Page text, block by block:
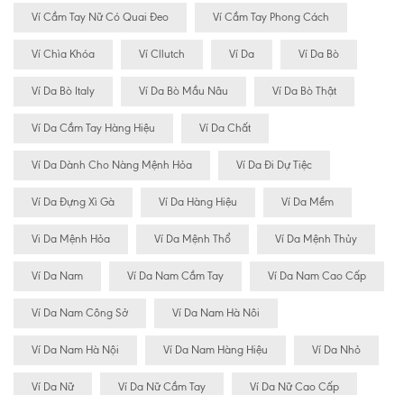
Ví Cầm Tay Nữ Có Quai Đeo Ví Cầm Tay Phong Cách
Ví Chìa Khóa Ví Cllutch Ví Da Ví Da Bò
Ví Da Bò Italy Ví Da Bò Mầu Nâu Ví Da Bò Thật
Ví Da Cầm Tay Hàng Hiệu Ví Da Chất
Ví Da Dành Cho Nàng Mệnh Hỏa Ví Da Đi Dự Tiệc
Ví Da Đựng Xì Gà Ví Da Hàng Hiệu Ví Da Mềm
Vi Da Mệnh Hỏa Ví Da Mệnh Thổ Ví Da Mệnh Thủy
Ví Da Nam Ví Da Nam Cầm Tay Ví Da Nam Cao Cấp
Ví Da Nam Công Sở Ví Da Nam Hà Nôi
Ví Da Nam Hà Nội Ví Da Nam Hàng Hiệu Ví Da Nhỏ
Ví Da Nữ Ví Da Nữ Cầm Tay Ví Da Nữ Cao Cấp